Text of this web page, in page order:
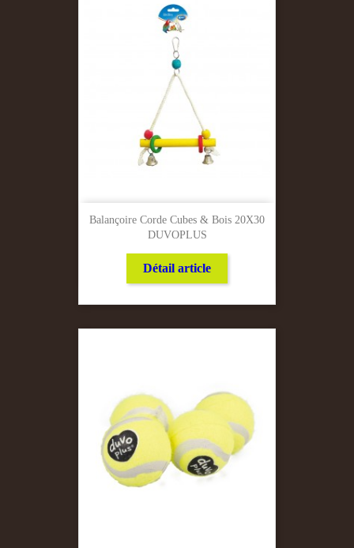
Balançoire Corde Cubes & Bois 20X30
DUVOPLUS
Détail article